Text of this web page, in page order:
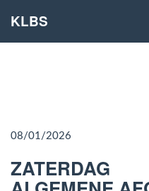
KLBS
08/01/2026